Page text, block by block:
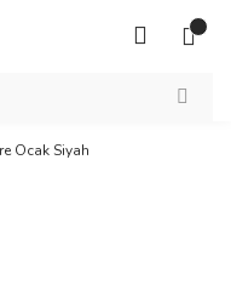
Ocak Siyah